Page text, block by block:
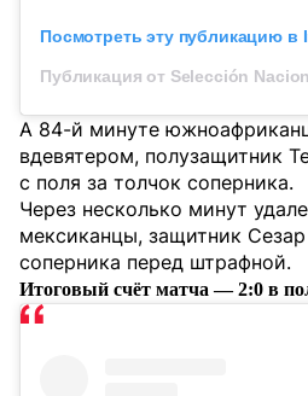
Посмотреть эту публикацию в
А 84-й минуте
вдевятером, полузащитник
с поля за толчок соперника.
Через несколько минут
мексиканцы, защитник
соперника перед штрафной.
Итоговый счёт матча — 2:0 в